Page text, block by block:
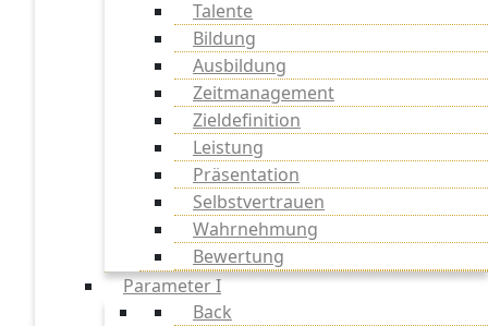
Talente
Bildung
Ausbildung
Zeitmanagement
Zieldefinition
Leistung
Präsentation
Selbstvertrauen
Wahrnehmung
Bewertung
Parameter I
Back